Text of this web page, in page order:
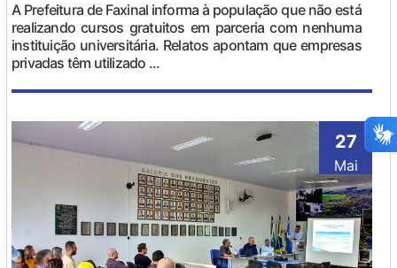
A Prefeitura de Faxinal informa à população que não está
realizando cursos gratuitos em parceria com nenhuma
instituição universitária. Relatos apontam que empresas
privadas têm utilizado ...
27
Mai